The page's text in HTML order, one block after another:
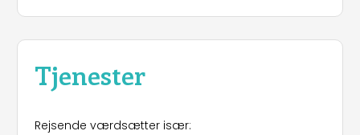
Tjenester
Rejsende værdsætter især: